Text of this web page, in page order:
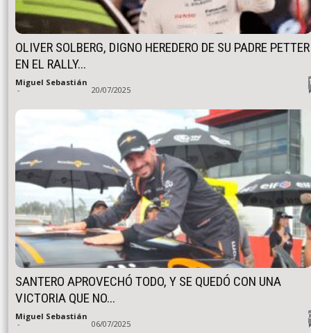
OLIVER SOLBERG, DIGNO HEREDERO DE SU PADRE PETTER
EN EL RALLY...
Miguel Sebastián
- 20/07/2025
SANTERO APROVECHÓ TODO, Y SE QUEDÓ CON UNA
VICTORIA QUE NO...
Miguel Sebastián
- 06/07/2025